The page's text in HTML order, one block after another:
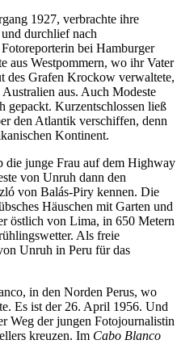
1927, verbrachte ihre
durchlief nach
bei Hamburger
aus Westpommern, wo ihr Vater
des Grafen Krockow verwaltete,
aus. Auch Modeste
Kurzentschlossen ließ
den Atlantik verschiffen, denn
Kontinent.
die junge Frau auf dem Highway
von Unruh dann den
von Balás-Piry kennen. Die
Häuschen mit Garten und
östlich von Lima, in 650 Metern
Als freie
Unruh in Peru für das
in den Norden Perus, wo
Es ist der 26. April 1956. Und
Weg der jungen Fotojournalistin
kreuzen. Im Cabo Blanco